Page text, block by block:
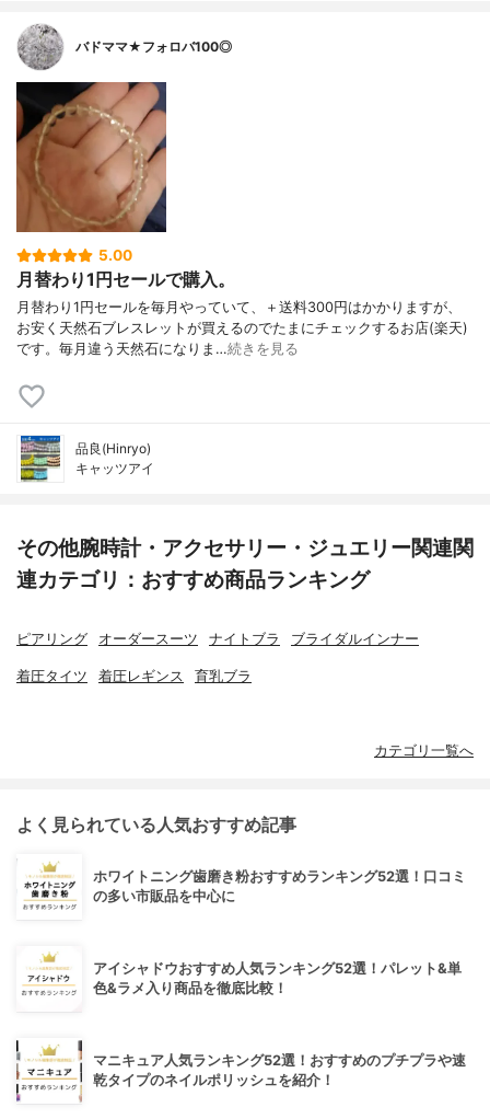
バドママ★フォロバ100◎
5.00
月替わり1円セールで購入。
月替わり1円セールを毎月やっていて、＋送料300円はかかりますが、
お安く天然石ブレスレットが買えるのでたまにチェックするお店(楽天)
です。毎月違う天然石になりま…続きを見る
品良(Hinryo)
キャッツアイ
その他腕時計・アクセサリー・ジュエリー関連関
連カテゴリ：おすすめ商品ランキング
ピアリング オーダースーツ ナイトブラ ブライダルインナー
着圧タイツ 着圧レギンス 育乳ブラ
カテゴリ一覧へ
よく見られている人気おすすめ記事
ホワイトニング歯磨き粉おすすめランキング52選！口コミ
の多い市販品を中心に
アイシャドウおすすめ人気ランキング52選！パレット&単
色&ラメ入り商品を徹底比較！
マニキュア人気ランキング52選！おすすめのプチプラや速
乾タイプのネイルポリッシュを紹介！